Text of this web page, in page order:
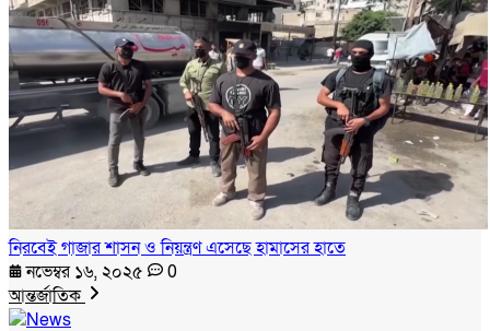
নিরবেই গাজার শাসন ও নিয়ন্ত্রণ এসেছে হামাসের হাতে
নভেম্বর ১৬, ২০২৫
0
আন্তর্জাতিক